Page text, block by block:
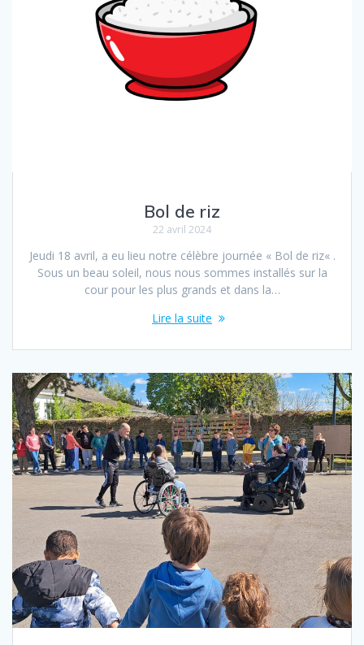
Bol de riz
22 avril 2024
Jeudi 18 avril, a eu lieu notre célèbre journée « Bol de riz« .
Sous un beau soleil, nous nous sommes installés sur la
cour pour les plus grands et dans la…
Lire la suite